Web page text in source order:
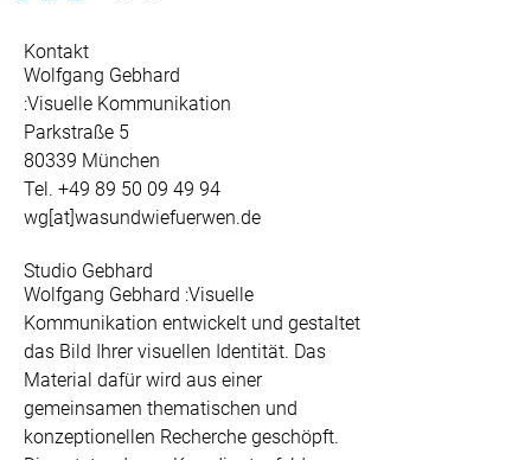
Kontakt
Wolfgang Gebhard
:Visuelle Kommunikation
Parkstraße 5
80339 München
Tel. +49 89 50 09 49 94
wg[at]wasundwiefuerwen.de
Studio Gebhard
Wolfgang Gebhard :Visuelle
Kommunikation entwickelt und gestaltet
das Bild Ihrer visuellen Identität. Das
Material dafür wird aus einer
gemeinsamen thematischen und
konzeptionellen Recherche geschöpft.